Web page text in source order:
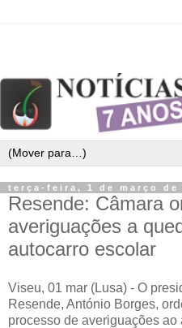
terça-feira, 1 de março de
Resende: Câmara
averiguações a
autocarro escolar
Viseu, 01 mar (Lusa) - O
Resende, António Borges,
processo de averiguações